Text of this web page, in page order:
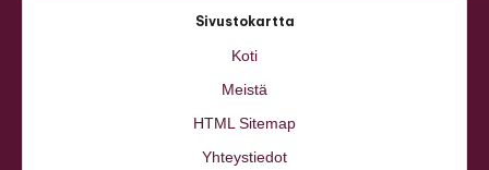
Sivustokartta
Koti
Meistä
HTML Sitemap
Yhteystiedot